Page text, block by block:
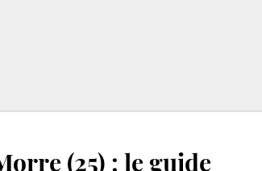
(25) : le guide